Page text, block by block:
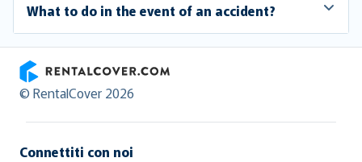
What to do in the event of an accident?
RentalCover
© RentalCover 2026
Connettiti con noi